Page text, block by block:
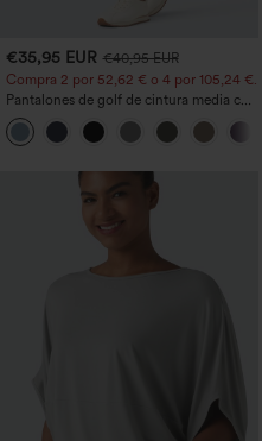
+10
€35,95 EUR €40,95 EUR
Compra 2 por 52,62 € o 4 por 105,24 €.
Pantalones de golf de cintura media con
cordón, dobladillo curvo, secado rápido,
de corte cónico y con bolsillos - UPF40+